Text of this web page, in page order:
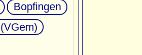
Bopfingen